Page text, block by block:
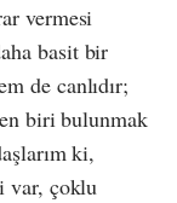
vermesi
basit bir
de canlıdır;
biri bulunmak
ki,
var, çoklu